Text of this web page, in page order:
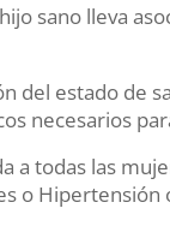
sano lleva
del estado de
necesarios
a todas las
o